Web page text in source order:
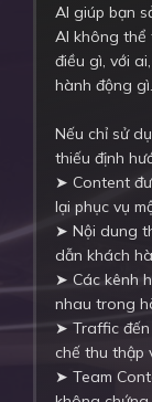
AI giúp bạn
AI không thể
điều gì, với
hành động gì.
Nếu chỉ sử
thiếu định
➤ Content
lại phục vụ
➤ Nội dung
dẫn khách
➤ Các kênh
nhau trong
➤ Traffic
chế thu thập
➤ Team